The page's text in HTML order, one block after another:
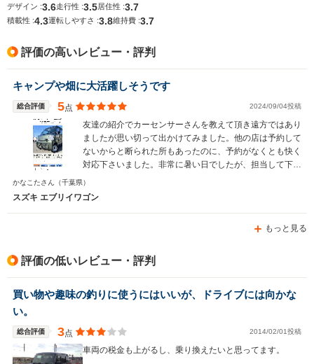
デザイン :3.6走行性 :3.5 居住性 :3.7
積載性 :4.3運転しやすさ :3.8維持費 :3.7
評価の高いレビュー・評判
キャンプや畑に大活躍しそうです
総合評価 5点 2024/09/04投稿
友達の紹介でカーセンサーさんを教えて頂き遠方ではあり
ましたが思い切って出かけてみました。他の店は予約して
ないからと断られた所もあったのに、予約がなくとも快く
対応下さいました。非常に暑い日でしたが、担当して下さ
った吉田さんは汗を流しながら一台一台丁寧に時間をかけ
その車の特徴を説明して見せて下さいましたし、購入を決
たりと感謝しかありません。 他にも受付の方や工場長さ
り感じが良いお店だと感じました。 年齢的に人生最後の
る限りは今後のメンテナンスもお願いしたいと思います。
かなこたさん （千葉県）
スズキ エブリイワゴン
もっと見る
評価の低いレビュー・評判
買い物や趣味の釣りに使うにはいいが、ドライブには向かな
い。
総合評価 3点 2014/02/01投稿
車両の税金も上がるし、乗り換えたいと思ってます。